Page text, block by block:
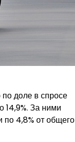
доле в спросе
14,9%. За ними
4,8% от общего